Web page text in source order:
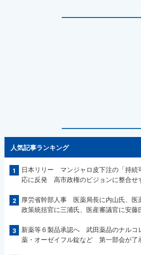
人気記事ランキング
1
日本リリー マンジャロ皮下注の「持続
応に反発 高市政権のビジョンに整合せ
2
厚労省幹部人事 医薬局長に内山氏、
政策統括官に三浦氏、医産審議官に安藤
3
新薬等６製品承認へ 武田薬品のナルコ
薬・オーゼイフル錠など 第一部会が了